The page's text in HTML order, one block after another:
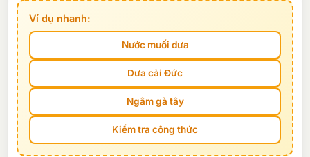
Ví dụ nhanh:
Nước muối dưa
Dưa cải Đức
Ngâm gà tây
Kiểm tra công thức